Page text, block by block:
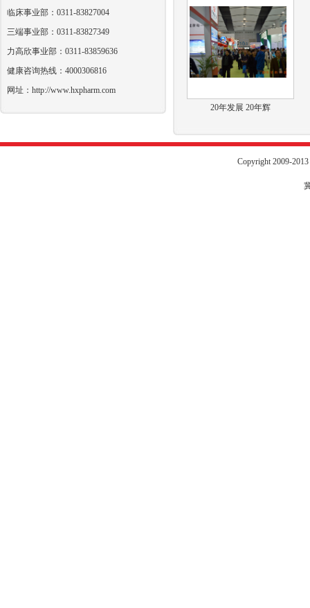
临床事业部：0311-83827004
三端事业部：0311-83827349
力高欣事业部：0311-83859636
健康咨询热线：4000306816
网址：http://www.hxpharm.com
20年发展 20年辉
Copyright 2009-